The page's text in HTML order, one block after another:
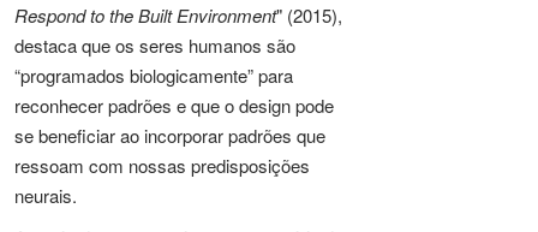
Respond to the Built Environment" (2015),
destaca que os seres humanos são
“programados biologicamente” para
reconhecer padrões e que o design pode
se beneficiar ao incorporar padrões que
ressoam com nossas predisposições
neurais.